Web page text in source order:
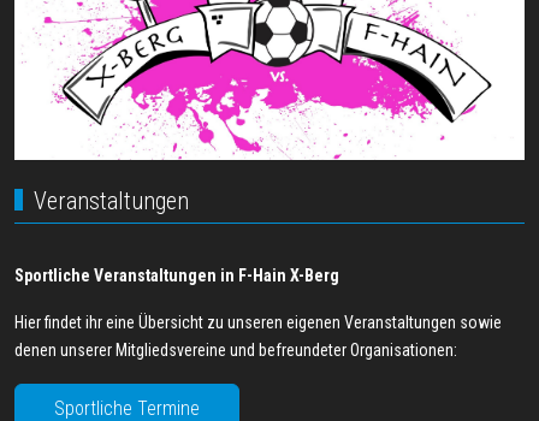
Veranstaltungen
Sportliche Veranstaltungen in F-Hain X-Berg
Hier findet ihr eine Übersicht zu unseren eigenen Veranstaltungen sowie
denen unserer Mitgliedsvereine und befreundeter Organisationen:
Sportliche Termine